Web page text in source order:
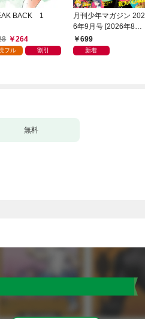
BACK 1
264
フル 割引
月刊少年マガジン 202
6年9月号 [2026年8月6
日発売]
699
新着
無料